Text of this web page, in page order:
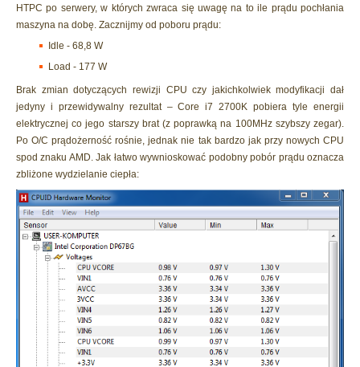
HTPC po serwery, w których zwraca się uwagę na to ile prądu pochłania
maszyna na dobę. Zacznijmy od poboru prądu:
Idle - 68,8 W
Load - 177 W
Brak zmian dotyczących rewizji CPU czy jakichkolwiek modyfikacji dał
jedyny i przewidywalny rezultat – Core i7 2700K pobiera tyle energii
elektrycznej co jego starszy brat (z poprawką na 100MHz szybszy zegar).
Po O/C prądożerność rośnie, jednak nie tak bardzo jak przy nowych CPU
spod znaku AMD. Jak łatwo wywnioskować podobny pobór prądu oznacza
zbliżone wydzielanie ciepła: